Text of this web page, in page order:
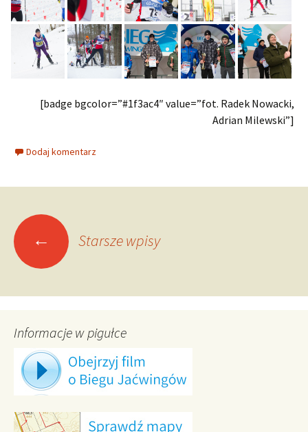
[badge bgcolor=”#1f3ac4″ value=”fot. Radek Nowacki,
Adrian Milewski”]
Dodaj komentarz
Nawigacja
po
wpisach
← Starsze wpisy
Informacje w pigułce